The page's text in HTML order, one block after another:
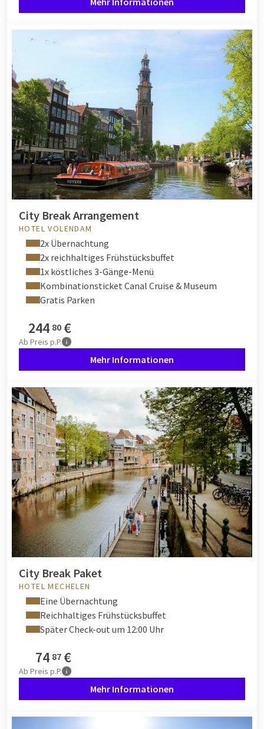
City Break Arrangement
HOTEL VOLENDAM
2x Übernachtung
2x reichhaltiges Frühstücksbuffet
1x köstliches 3-Gänge-Menü
Kombinationsticket Canal Cruise & Museum
Gratis Parken
244 80 €
Ab Preis p.P.
Mehr Informationen
City Break Paket
HOTEL MECHELEN
Eine Übernachtung
Reichhaltiges Frühstücksbuffet
Später Check-out um 12:00 Uhr
74 87 €
Ab Preis p.P.
Mehr Informationen